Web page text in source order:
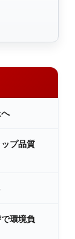
プ品質
環境負